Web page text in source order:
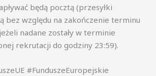
będą pocztą (przesyłki
bez względu na zakończenie terminu
nadane zostały w terminie
rekrutacji do godziny 23:59).
#FunduszeEuropejskie